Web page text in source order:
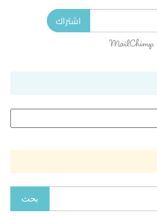
اشتراك